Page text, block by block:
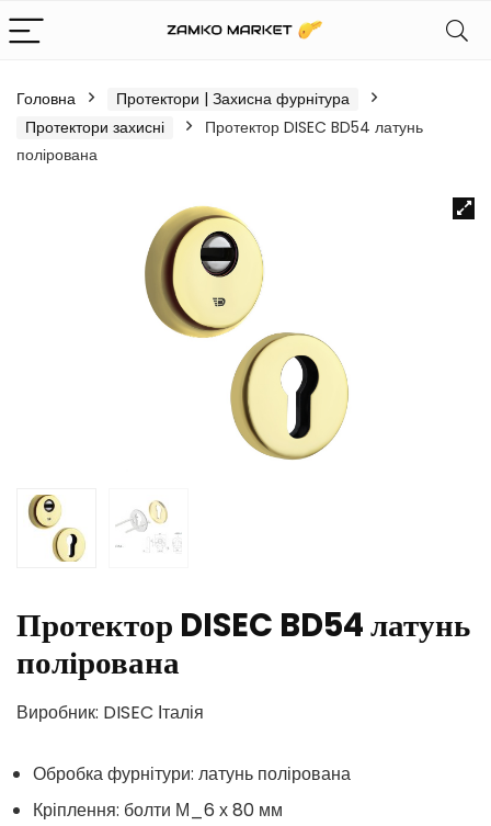
Головна
Протектори | Захисна фурнітура
Протектори захисні
Протектор DISEC BD54 латунь
полірована
Протектор DISEC BD54 латунь
полірована
Виробник: DISEC Італія
Обробка фурнітури: латунь полірована
Кріплення: болти М_6 х 80 мм